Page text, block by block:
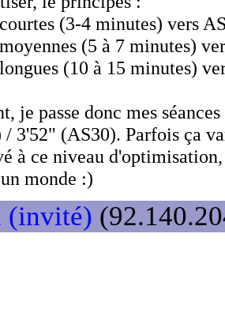
(3-4 minutes) vers
(5 à 7 minutes)
(10 à 15 minutes)
je passe donc mes
3'52" (AS30). Parfois ça
à ce niveau d'optimisation,
monde :)
(invité)